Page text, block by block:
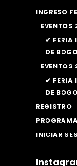
INGRESO
EVENTOS
✔ FERIA
DE
EVENTOS
✔ FERIA
DE
REGISTRO
INICIAR